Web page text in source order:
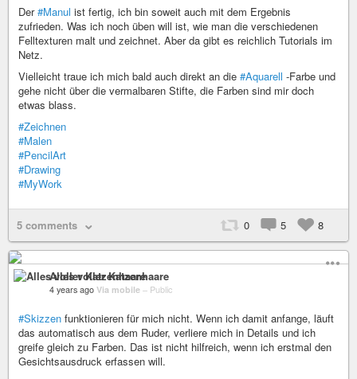
Der#Manul ist fertig, ich bin soweit auch mit dem Ergebnis
zufrieden. Was ich noch üben will ist, wie man die verschiedenen
Felltexturen malt und zeichnet. Aber da gibt es reichlich Tutorials im
Netz.
Vielleicht traue ich mich bald auch direkt an die #Aquarell -Farbe und
gehe nicht über die vermalbaren Stifte, die Farben sind mir doch
etwas blass.
#Zeichnen
#Malen
#PencilArt
#Drawing
#MyWork
5 comments 0 5 8
Alles voller Katzenhaare
4 years ago Via mobile – Public
#Skizzen funktionieren für mich nicht. Wenn ich damit anfange, läuft
das automatisch aus dem Ruder, verliere mich in Details und ich
greife gleich zu Farben. Das ist nicht hilfreich, wenn ich erstmal den
Gesichtsausdruck erfassen will.